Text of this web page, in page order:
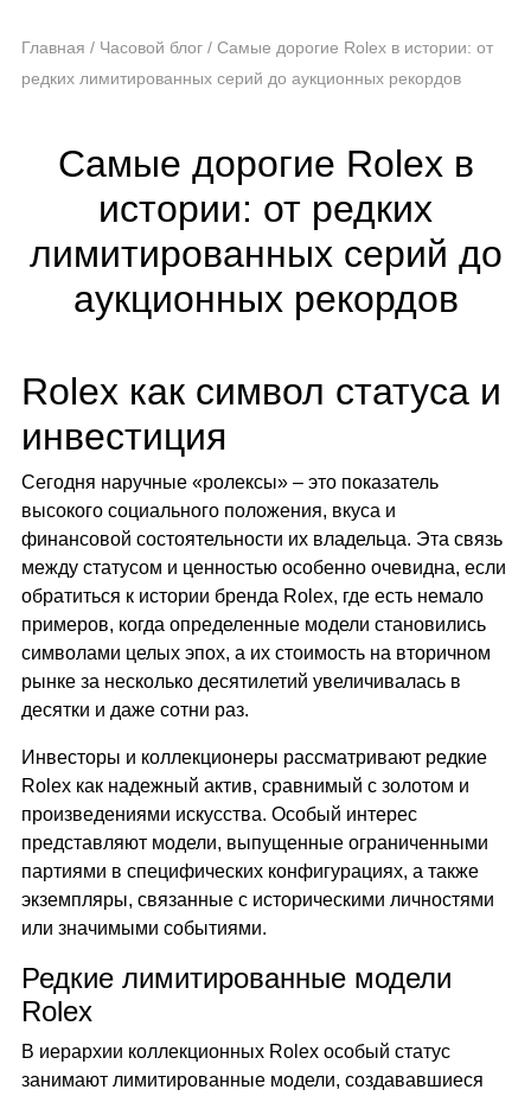
Главная / Часовой блог / Самые дорогие Rolex в истории: от
редких лимитированных серий до аукционных рекордов
Самые дорогие Rolex в
истории: от редких
лимитированных серий до
аукционных рекордов
Rolex как символ статуса и
инвестиция
Сегодня наручные «ролексы» – это показатель
высокого социального положения, вкуса и
финансовой состоятельности их владельца. Эта связь
между статусом и ценностью особенно очевидна, если
обратиться к истории бренда Rolex, где есть немало
примеров, когда определенные модели становились
символами целых эпох, а их стоимость на вторичном
рынке за несколько десятилетий увеличивалась в
десятки и даже сотни раз.
Инвесторы и коллекционеры рассматривают редкие
Rolex как надежный актив, сравнимый с золотом и
произведениями искусства. Особый интерес
представляют модели, выпущенные ограниченными
партиями в специфических конфигурациях, а также
экземпляры, связанные с историческими личностями
или значимыми событиями.
Редкие лимитированные модели
Rolex
В иерархии коллекционных Rolex особый статус
занимают лимитированные модели, создававшиеся